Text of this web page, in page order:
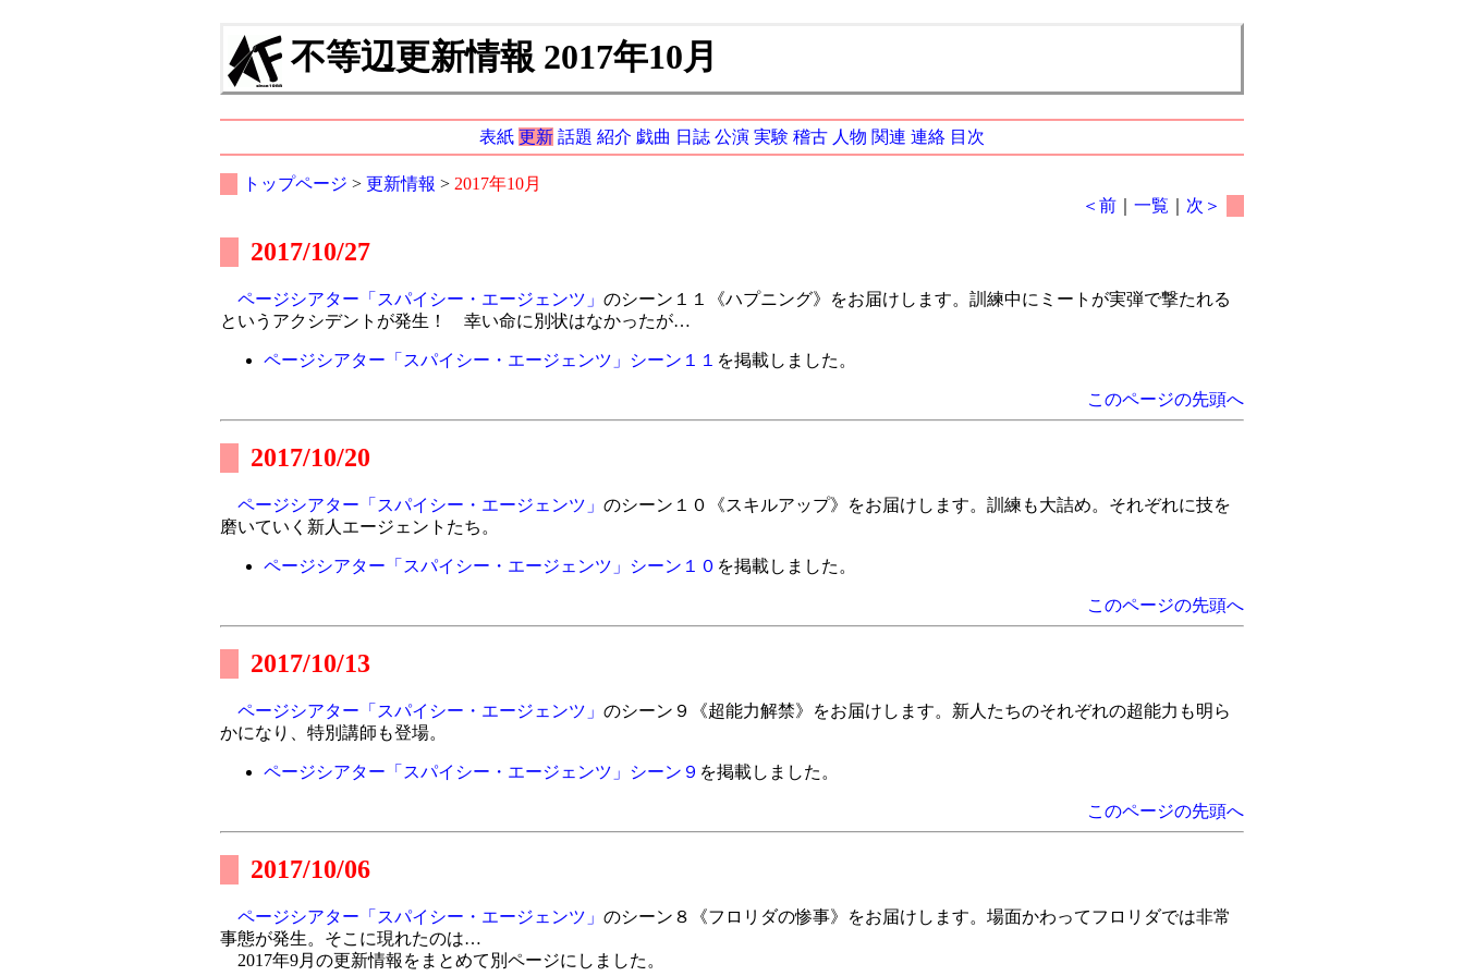
不等辺更新情報 2017年10月
表紙 更新 話題 紹介 戯曲 日誌 公演 実験 稽古 人物 関連 連絡 目次
トップページ > 更新情報 > 2017年10月
＜前 ｜一覧 次＞
2017/10/27
ページシアター「スパイシー・エージェンツ」 のシーン１１《ハプニング》をお届けします。訓練中にミートが実弾で撃たれる
というアクシデントが発生！ 幸い命に別状はなかったが…
ページシアター「スパイシー・エージェンツ」シーン１１ を掲載しました。
このページの先頭へ
2017/10/20
ページシアター「スパイシー・エージェンツ」 のシーン１０《スキルアップ》をお届けします。訓練も大詰め。それぞれに技を
磨いていく新人エージェントたち。
ページシアター「スパイシー・エージェンツ」シーン１０ を掲載しました。
このページの先頭へ
2017/10/13
ページシアター「スパイシー・エージェンツ」 のシーン９《超能力解禁》をお届けします。新人たちのそれぞれの超能力も明ら
かになり、特別講師も登場。
ページシアター「スパイシー・エージェンツ」シーン９ を掲載しました。
このページの先頭へ
2017/10/06
ページシアター「スパイシー・エージェンツ」 のシーン８《フロリダの惨事》をお届けします。場面かわってフロリダでは非常
事態が発生。そこに現れたのは…
2017年9月の更新情報をまとめて別ページにしました。